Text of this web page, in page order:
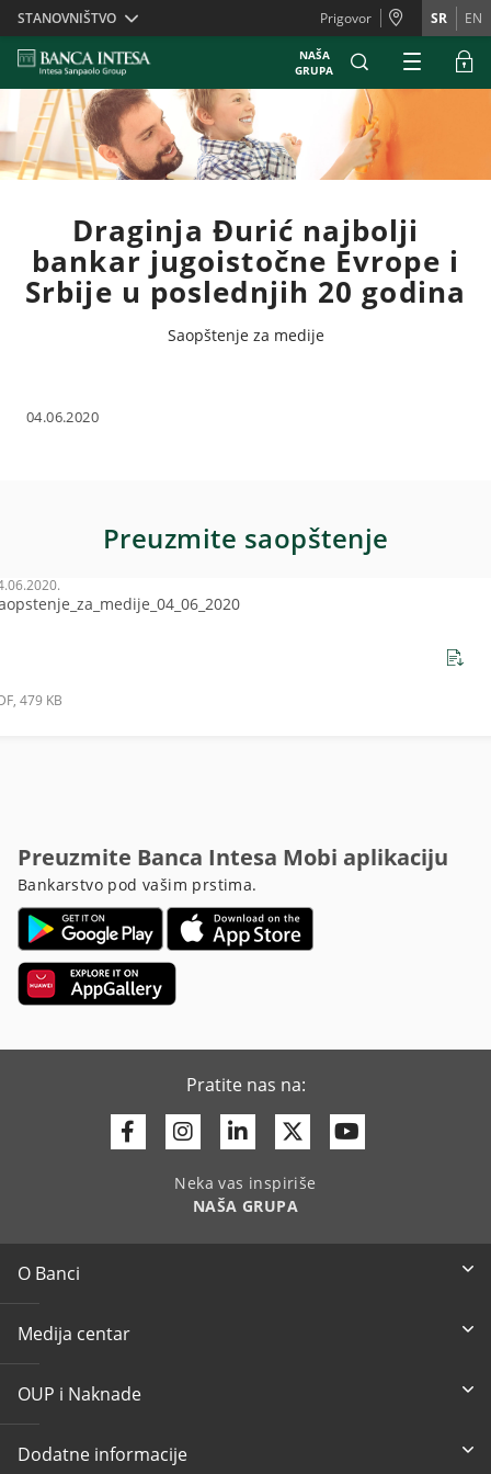
Skiplinks
STANOVNIŠTVO Prigovor SR EN
NAŠA
GRUPA
Draginja Đurić najbolji
bankar jugoistočne Evrope i
Srbije u poslednjih 20 godina
Saopštenje za medije
04.06.2020
Preuzmite saopštenje
479 KB
Preuzmite Banca Intesa Mobi aplikaciju
Bankarstvo pod vašim prstima.
Pratite nas na:
FacebookInstagram
LinkedinTwitter
Neka vas inspiriše
NAŠA GRUPA
O Banci
Medija centar
OUP i Naknade
Dodatne informacije